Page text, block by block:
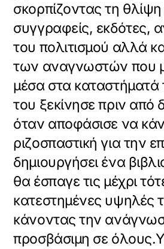
σκορπίζοντας τη
συγγραφείς, εκδότες,
του πολιτισμού αλλά
των αναγνωστών που
μέσα στα καταστήματά
του ξεκίνησε πριν από
όταν αποφάσισε να
ριζοσπαστική για την
δημιουργήσει ένα
θα έσπαγε τις μέχρι
κατεστημένες υψηλές
κάνοντας την
προσβάσιμη σε